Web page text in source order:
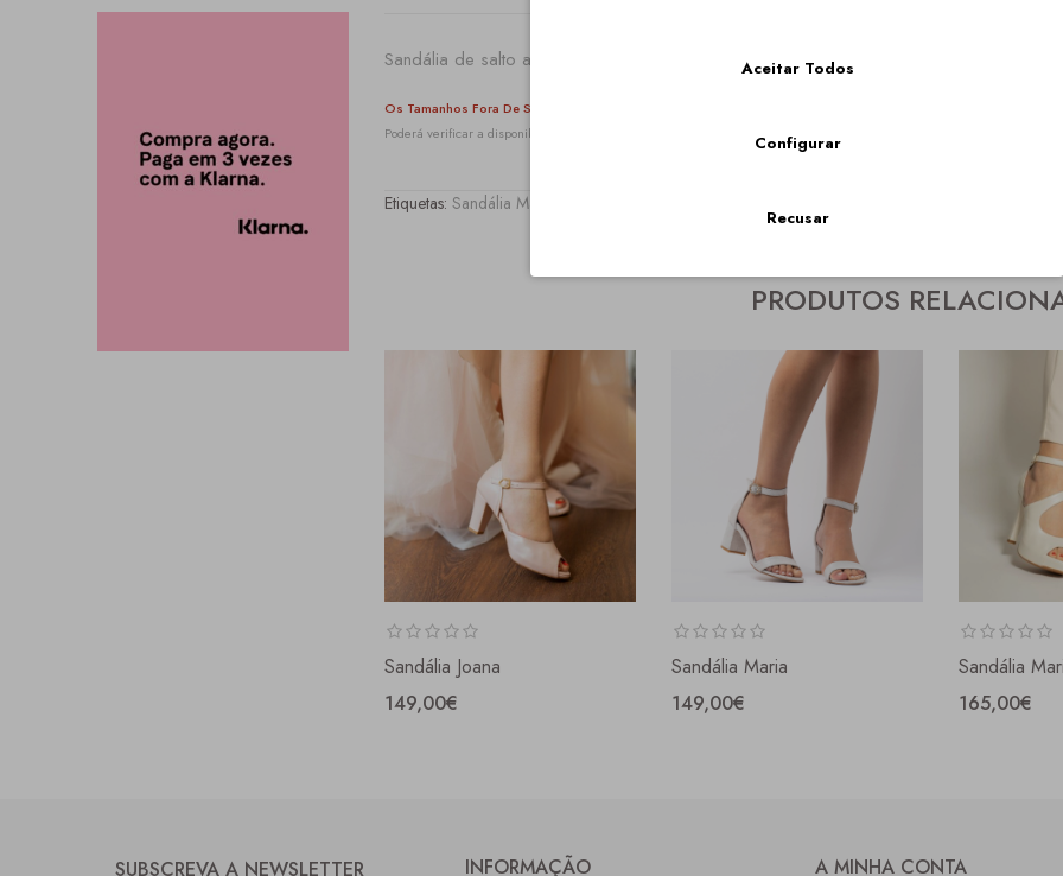
Sandália de salto alto, fechada na frente e com fivela.
Os Tamanhos Fora De Stock Têm Um Prazo De Entrega De 4 A 6 Semanas.
Poderá verificar a disponibilidade do seu tamanho em "VER O CARRINHO DE COMPRAS" onde os tamanhos fora
Etiquetas:Sandália Marta
PRODUTOS
Sandália Joana
149,00€
Sandália Maria
149,00€
Sandália
165,00€
SUBSCREVA A NEWSLETTER INFORMAÇÃO A MINHA CONTA
Aceitar Todos
Configurar
Recusar